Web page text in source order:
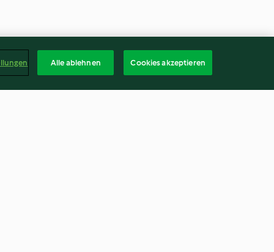
Alle ablehnen Cookies akzeptieren